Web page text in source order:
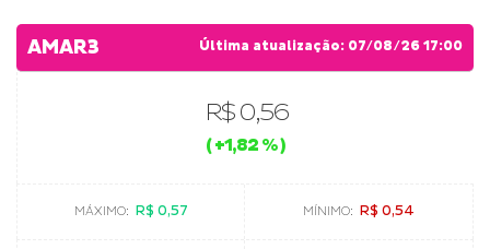
AMAR3 Última atualização: 07/08/26 17:00
R$ 0,56
( +1,82 %)
MÁXIMO: R$ 0,57 MÍNIMO: R$ 0,54